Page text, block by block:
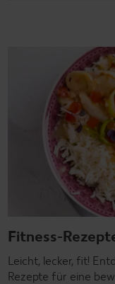
Fitness-
Leicht, lecker, fit!
Rezepte für eine